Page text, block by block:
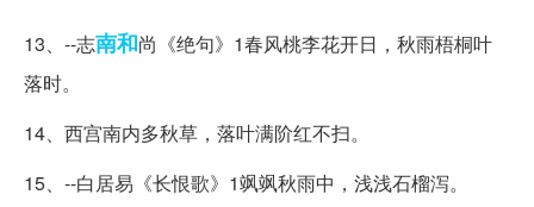
13、--志南和尚《绝句》1春风桃李花开日，秋雨梧桐叶
落时。
14、西宫南内多秋草，落叶满阶红不扫。
15、--白居易《长恨歌》1飒飒秋雨中，浅浅石榴泻。